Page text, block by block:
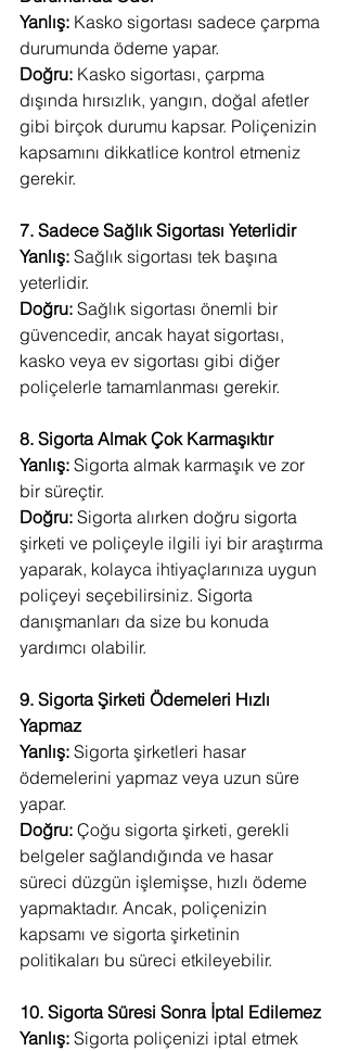
Yanlış: Kasko sigortası sadece çarpma
durumunda ödeme yapar.
Doğru: Kasko sigortası, çarpma
dışında hırsızlık, yangın, doğal afetler
gibi birçok durumu kapsar. Poliçenizin
kapsamını dikkatlice kontrol etmeniz
gerekir.
7. Sadece Sağlık Sigortası Yeterlidir
Yanlış: Sağlık sigortası tek başına
yeterlidir.
Doğru: Sağlık sigortası önemli bir
güvencedir, ancak hayat sigortası,
kasko veya ev sigortası gibi diğer
poliçelerle tamamlanması gerekir.
8. Sigorta Almak Çok Karmaşıktır
Yanlış: Sigorta almak karmaşık ve zor
bir süreçtir.
Doğru: Sigorta alırken doğru sigorta
şirketi ve poliçeyle ilgili iyi bir araştırma
yaparak, kolayca ihtiyaçlarınıza uygun
poliçeyi seçebilirsiniz. Sigorta
danışmanları da size bu konuda
yardımcı olabilir.
9. Sigorta Şirketi Ödemeleri Hızlı
Yapmaz
Yanlış: Sigorta şirketleri hasar
ödemelerini yapmaz veya uzun süre
yapar.
Doğru: Çoğu sigorta şirketi, gerekli
belgeler sağlandığında ve hasar
süreci düzgün işlemişse, hızlı ödeme
yapmaktadır. Ancak, poliçenizin
kapsamı ve sigorta şirketinin
politikaları bu süreci etkileyebilir.
10. Sigorta Süresi Sonra İptal Edilemez
Yanlış: Sigorta poliçenizi iptal etmek